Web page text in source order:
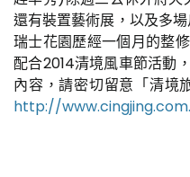
還有裝置藝術展，以及多
瑞士花園歷經一個月的整
配合2014清境風車節活動
內容，請密切留意「清境
http://